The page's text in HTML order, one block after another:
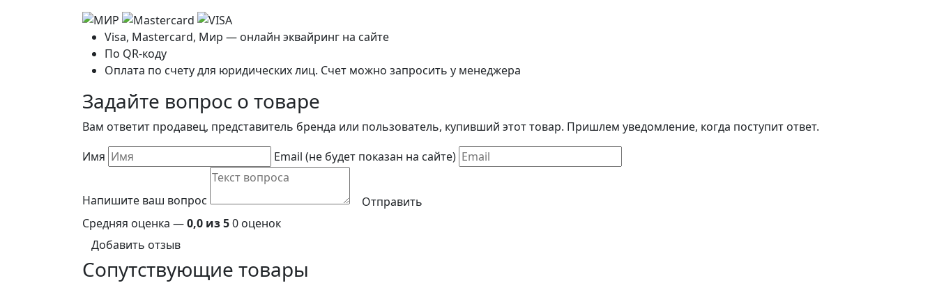
Visa, Mastercard, Мир — онлайн эквайринг на сайте
По QR-коду
Оплата по счету для юридических лиц. Счет можно запросить у менеджера
Задайте вопрос о товаре
Вам ответит продавец, представитель бренда или пользователь, купивший этот товар. Пришлем уведомление, когда поступит ответ.
Имя
Email (не будет показан на сайте)
Напишите ваш вопрос
Отправить
Средняя оценка —0,0 из 50 оценок
Добавить отзыв
Сопутствующие товары